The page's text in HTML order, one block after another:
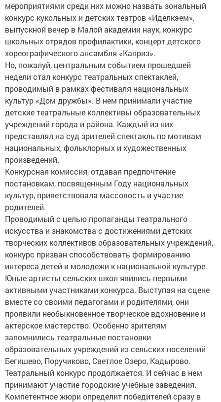
мероприятиями среди них можно назвать зональный
конкурс кукольных и детских театров «Иделкэем»,
выпускной вечер в Малой академии наук, конкурс
школьных отрядов профилактики, концерт детского
хореографического ансамбля «Каприз».
Но, пожалуй, центральным событием прошедшей
недели стал конкурс театральных спектаклей,
проводимый в рамках фестиваля национальных
культур «Дом дружбы». В нем принимали участие
детские театральные коллективы образовательных
учреждений города и района. Каждый из них
представлял на суд зрителей спектакль по мотивам
национальных, фольклорных и художественных
произведений.
Конкурсная комиссия, отдавая предпочтение
постановкам, посвященным Году национальных
культур, приветствовала массовость и участие
родителей.
Проводимый с целью пропаганды театрального
искусства и знакомства с достижениями детских
творческих коллективов образовательных учреждений,
конкурс призван способствовать формированию
интереса детей и молодежи к национальной культуре.
Юные артисты сельских школ явились первыми
активными участниками конкурса. Выступая на сцене
вместе со своими педагогами и родителями, они
проявили необыкновенное творческое вдохновение и
актерское мастерство. Особенно зрителям
запомнились театральные постановки
образовательных учреждений из сельских поселений
Бегишево, Поручиково, Светлое Озеро, Кадырово.
Театральный конкурс продолжается. И сейчас в нем
принимают участие городские учебные заведения.
Компетентное жюри определит победителей сразу в